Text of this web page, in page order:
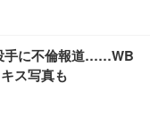
手に不倫報道……WB
ス写真も